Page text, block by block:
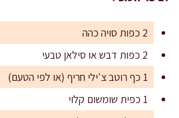
2 כפות סויה כהה
2 כפות דבש או סילאן טבעי
1 כף רוטב צ'ילי חריף (או לפי הטעם)
1 כפית שומשום קלוי